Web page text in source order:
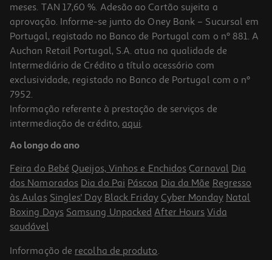
meses. TAN 17,60 %. Adesão ao Cartão sujeita a
aprovação. Informe-se junto do Oney Bank – Sucursal em
Portugal, registado no Banco de Portugal com o nº 881. A
Auchan Retail Portugal, S.A. atua na qualidade de
Intermediário de Crédito a título acessório com
exclusividade, registado no Banco de Portugal com o nº
7952.
Informação referente à prestação de serviços de
intermediação de crédito, aqui.
Ao longo do ano
Feira do Bebé Queijos, Vinhos e Enchidos Carnaval Dia
dos Namorados Dia do Pai Páscoa Dia da Mãe Regresso
às Aulas Singles' Day Black Friday Cyber Monday Natal
Boxing Days Samsung Unpacked After Hours Vida
saudável
Informação de recolha de produto.